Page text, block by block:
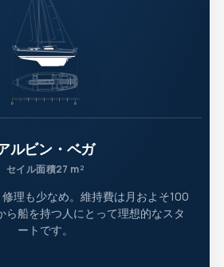
ルビン・ベガ
セイル面積27 m²
理も少なめ。維持費は月およそ100
ら船を持つ人にとって理想的なスタ
ートです。